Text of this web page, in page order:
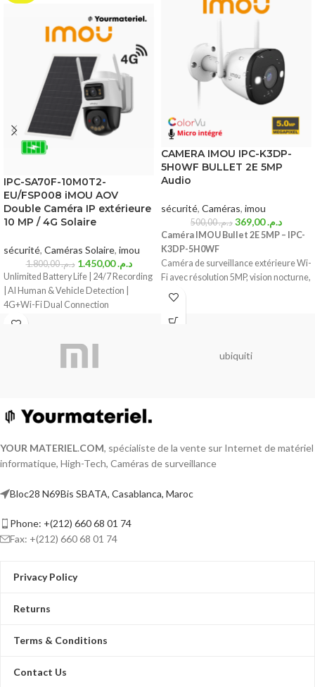
IPC-SA70F-10M0T2-
EU/FSP008 iMOU AOV
Double Caméra IP extérieure
10 MP / 4G Solaire
sécurité, Caméras Solaire, imou
د.م.1.800,00 د.م.1.450,00
Unlimited Battery Life | 24/7 Recording
| AI Human & Vehicle Detection |
4G+Wi-Fi Dual Connection
CAMERA IMOU IPC-K3DP-
5H0WF BULLET 2E 5MP
Audio
sécurité, Caméras, imou
د.م.500,00 د.م.369,00
Caméra IMOU Bullet 2E 5MP – IPC-
K3DP-5H0WF
Caméra de surveillance extérieure Wi-
Fi avec résolution 5MP, vision nocturne,
détection de mouvement, et audio
votre maison ou entreprise.
Vision nocturne IR jusqu’à 30 mètres
ubiquiti
YOUR MATERIEL.COM, spécialiste de la vente sur Internet de matériel
informatique, High-Tech, Caméras de surveillance
Bloc28 N69Bis SBATA, Casablanca, Maroc
Phone: +(212) 660 68 01 74
Fax: +(212) 660 68 01 74
Privacy Policy
Returns
Terms & Conditions
Contact Us